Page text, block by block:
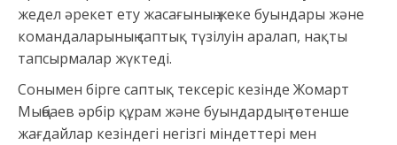
жедел әрекет ету жасағының жеке буындары және
командаларының саптық түзілуін аралап, нақты
тапсырмалар жүктеді.
Сонымен бірге саптық тексеріс кезінде Жомарт
Мыңбаев әрбір құрам және буындардың төтенше
жағдайлар кезіндегі негізгі міндеттері мен